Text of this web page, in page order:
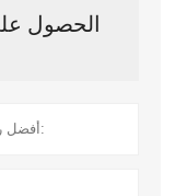
الحصول